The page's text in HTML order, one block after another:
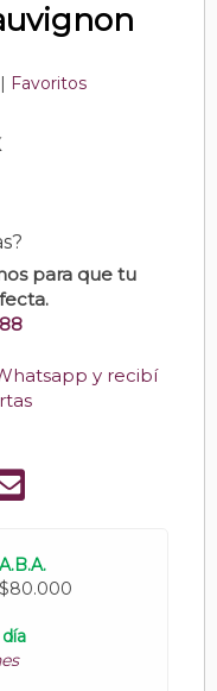
Favoritos
para que tu
y recibí